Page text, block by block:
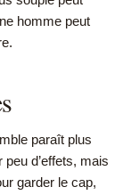
homme peut
paraît plus
d’effets, mais
garder le cap,